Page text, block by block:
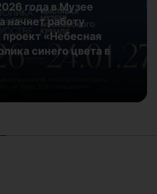
года в Музее
начнет работу
«Небесная
синего цвета в